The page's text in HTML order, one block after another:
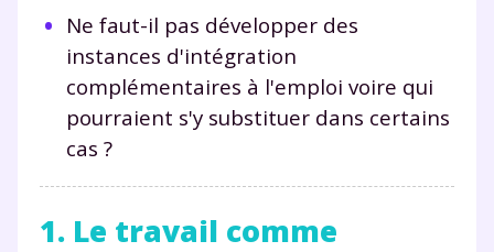
Ne faut-il pas développer des
instances d'intégration
complémentaires à l'emploi voire qui
pourraient s'y substituer dans certains
cas ?
1. Le travail comme